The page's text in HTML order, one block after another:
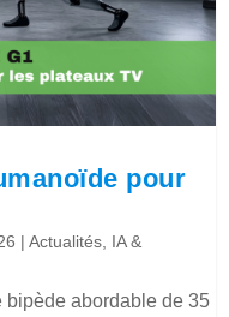
pour
|Actualités IA &
bipède abordable de 35